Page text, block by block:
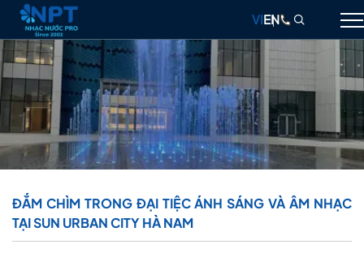
GIỚI THIỆU
NHẠC NƯỚC
ĐÀI PHUN NƯỚC
THIẾT BỊ
DỰ ÁN
VIEN
ĐẮM CHÌM TRONG ĐẠI TIỆC ÁNH SÁNG VÀ ÂM NHẠC
TẠI SUN URBAN CITY HÀ NAM